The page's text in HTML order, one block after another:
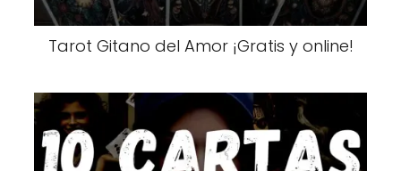
Tarot Gitano del Amor ¡Gratis y online!